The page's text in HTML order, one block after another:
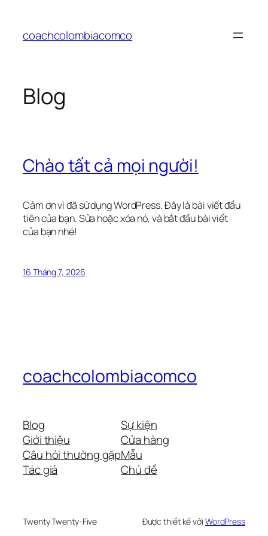
phầncoachcolombiacomco
Blog
Chào tất cả mọi người!
Cảm ơn vì đã sử dụng WordPress. Đây là bài viết đầu
tiên của bạn. Sửa hoặc xóa nó, và bắt đầu bài viết
của bạn nhé!
16 Tháng 7, 2026
coachcolombiacomco
Blog
Giới thiệu
Câu hỏi thường gặp
Tác giả
Sự kiện
Cửa hàng
Mẫu
Chủ đề
Twenty Twenty-Five Được thiết kế với WordPress